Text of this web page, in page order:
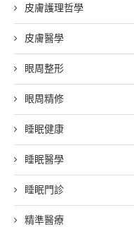
皮膚護理哲學
皮膚醫學
眼周整形
眼周精修
睡眠健康
睡眠醫學
睡眠門診
精準醫療